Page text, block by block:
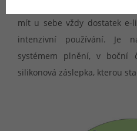
mít u sebe vždy dostatek e-
intenzivní používání. Je
systémem plnění, v boční
silikonová záslepka, kterou